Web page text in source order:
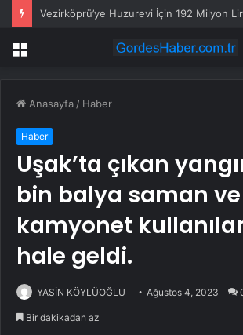
Vezirköprü’ye Huzurevi İçin 192 Milyon
Menü
Anasayfa / Haber
Haber
Uşak’ta çıkan
bin balya saman
kamyonet
hale geldi.
YASİN KÖYLÜOĞLU Ağustos 4, 2023
Bir dakikadan az